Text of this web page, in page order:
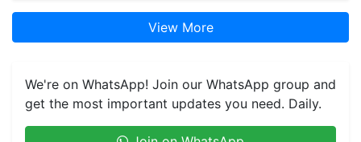
View More
We're on WhatsApp! Join our WhatsApp group and
get the most important updates you need. Daily.